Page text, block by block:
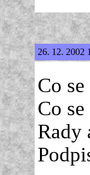
26. 12. 2002
Co
Co
Rady